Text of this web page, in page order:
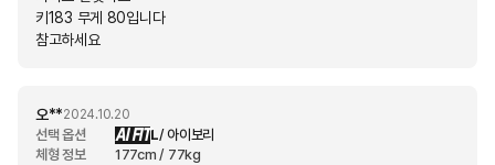
키183 무게 80입니다
참고하세요
오**2024.10.20
선택 옵션 AI FITL/ 아이보리
체형 정보
177cm / 77kg